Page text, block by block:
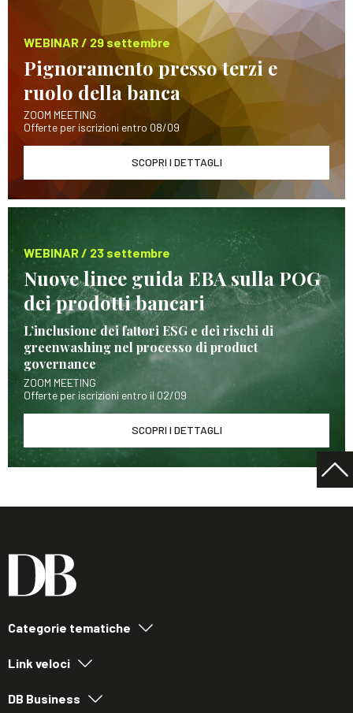
WEBINAR / 29 settembre
Pignoramento presso terzi e
ruolo della banca
ZOOM MEETING
Offerte per iscrizioni entro 08/09
SCOPRI I DETTAGLI
WEBINAR / 23 settembre
Nuove linee guida EBA sulla POG
dei prodotti bancari
L’inclusione dei fattori ESG e dei rischi di
greenwashing nel processo di product
governance
ZOOM MEETING
Offerte per iscrizioni entro il 02/09
SCOPRI I DETTAGLI
Categorie tematiche
Link veloci
DB Business